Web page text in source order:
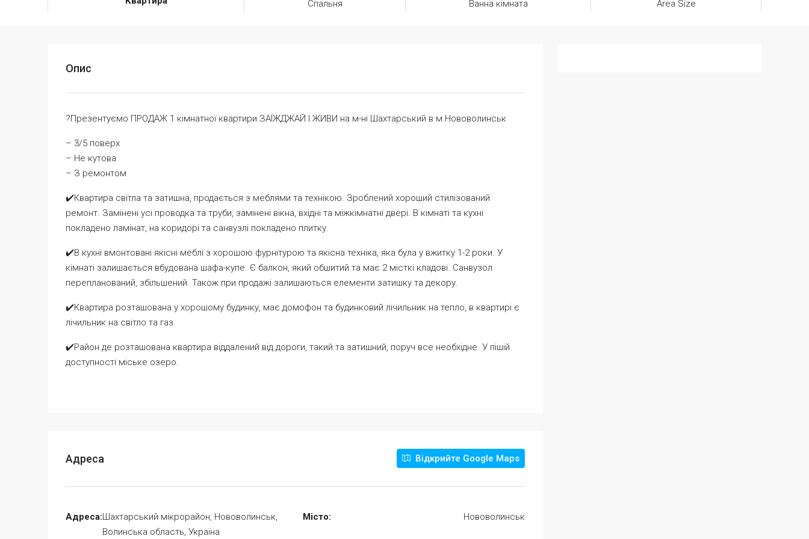
Спальня Ванна кімната Area Size
Опис
?Презентуємо ПРОДАЖ 1 кімнатної квартири ЗАЇЖДЖАЙ І ЖИВИ на м-ні Шахтарський в м.Нововолинськ
– 3/5 поверх
– Не кутова
– З ремонтом
✔️Квартира світла та затишна, продається з меблями та технікою. Зроблений хороший стилізований
ремонт. Замінені усі проводка та труби, замінені вікна, вхідні та міжкімнатні двері. В кімнаті та кухні
покладено ламінат, на коридорі та санвузлі покладено плитку.
✔️В кухні вмонтовані якісні меблі з хорошою фурнітурою та якісна техніка, яка була у вжитку 1-2 роки. У
кімнаті залишається вбудована шафа-купе. Є балкон, який обшитий та має 2 місткі кладові. Санвузол
перепланований, збільшений. Також при продажі залишаються елементи затишку та декору.
✔️Квартира розташована у хорошому будинку, має домофон та будинковий лічильник на тепло, в квартирі є
лічильник на світло та газ.
✔️Район де розташована квартира віддалений від дороги, такий та затишний, поруч все необхідне. У пішій
доступності міське озеро.
Адреса Відкрийте Google Maps
Адреса:Шахтарський мікрорайон, Нововолинськ,
Волинська область, Україна
Місто: Нововолинськ